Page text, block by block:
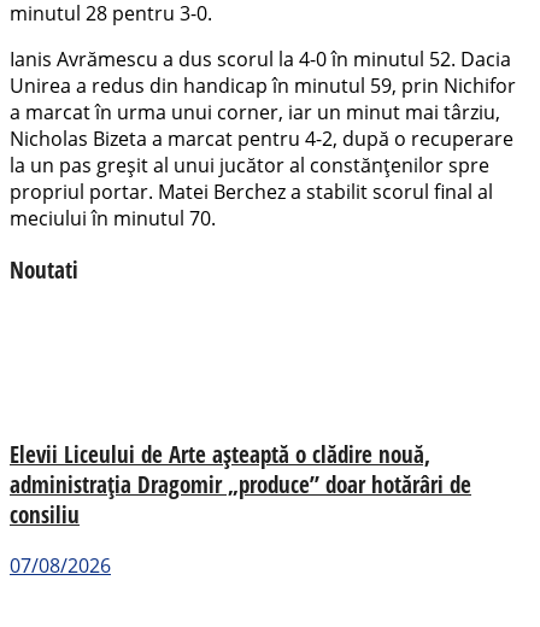
minutul 28 pentru 3-0.
Ianis Avrămescu a dus scorul la 4-0 în minutul 52. Dacia
Unirea a redus din handicap în minutul 59, prin Nichifor
a marcat în urma unui corner, iar un minut mai târziu,
Nicholas Bizeta a marcat pentru 4-2, după o recuperare
la un pas greșit al unui jucător al constănțenilor spre
propriul portar. Matei Berchez a stabilit scorul final al
meciului în minutul 70.
Noutati
Elevii Liceului de Arte așteaptă o clădire nouă,
administrația Dragomir „produce” doar hotărâri de
consiliu
07/08/2026